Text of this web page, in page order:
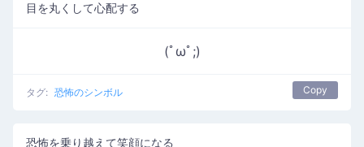
目を丸くして心配する
(ﾟωﾟ;)
タグ: 恐怖のシンボル Copy
恐怖を乗り越えて笑顔になる